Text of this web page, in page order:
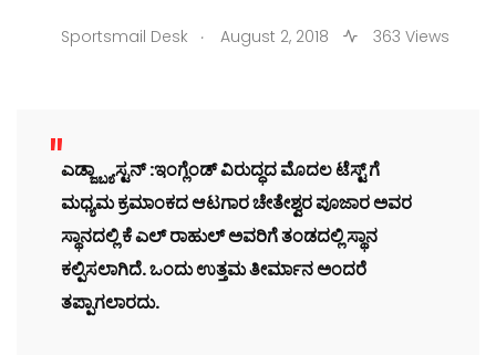
Sportsmail Desk . August 2, 2018 363 Views
ಎಡ್ಜ್ಬ್ಯಾಸ್ಟನ್ :ಇಂಗ್ಲೆಂಡ್ ವಿರುದ್ಧದ ಮೊದಲ ಟೆಸ್ಟ್ ಗೆ
ಮಧ್ಯಮ ಕ್ರಮಾಂಕದ ಆಟಗಾರ ಚೇತೇಶ್ವರ ಪೂಜಾರ ಅವರ
ಸ್ಥಾನದಲ್ಲಿ ಕೆ ಎಲ್ ರಾಹುಲ್ ಅವರಿಗೆ ತಂಡದಲ್ಲಿ ಸ್ಥಾನ
ಕಲ್ಪಿಸಲಾಗಿದೆ. ಒಂದು ಉತ್ತಮ ತೀರ್ಮಾನ ಅಂದರೆ
ತಪ್ಪಾಗಲಾರದು.